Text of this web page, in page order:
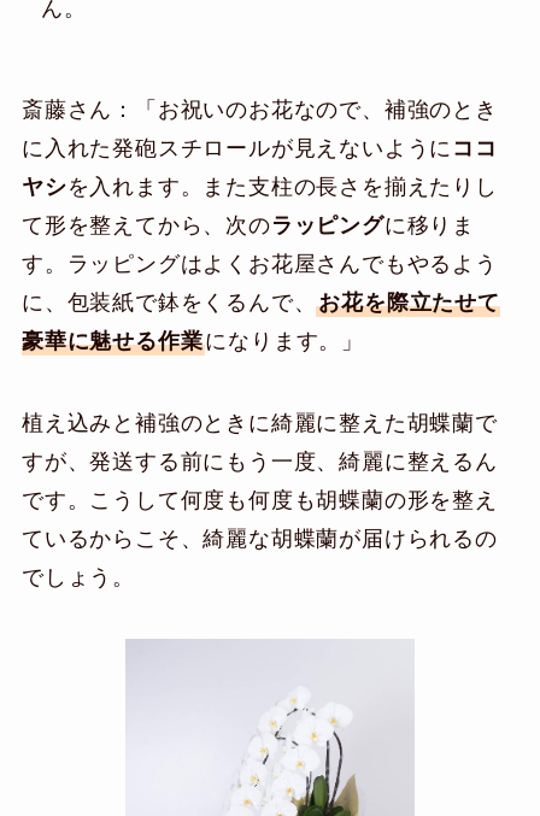
ん。
斎藤さん：「お祝いのお花なので、補強のとき
に入れた発砲スチロールが見えないように ココ
ヤシを入れます。また支柱の長さを揃えたりし
て形を整えてから、次のラッピングに移りま
す。ラッピングはよくお花屋さんでもやるよう
に、包装紙で鉢をくるんで、お花を際立たせて
豪華に魅せる作業になります。」
植え込みと補強のときに綺麗に整えた胡蝶蘭で
すが、発送する前にもう一度、綺麗に整えるん
です。こうして何度も何度も胡蝶蘭の形を整え
ているからこそ、綺麗な胡蝶蘭が届けられるの
でしょう。